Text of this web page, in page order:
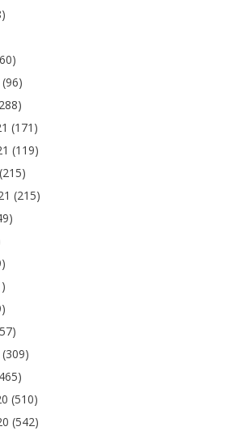
(96)
(171)
(119)
(215)
(215)
(309)
(510)
(542)